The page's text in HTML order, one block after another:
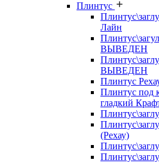
Плинтус
Лайн
ВЫВЕДЕН
ВЫВЕДЕН
Плинтус
Плинтус под
гладкий
(Рехау)